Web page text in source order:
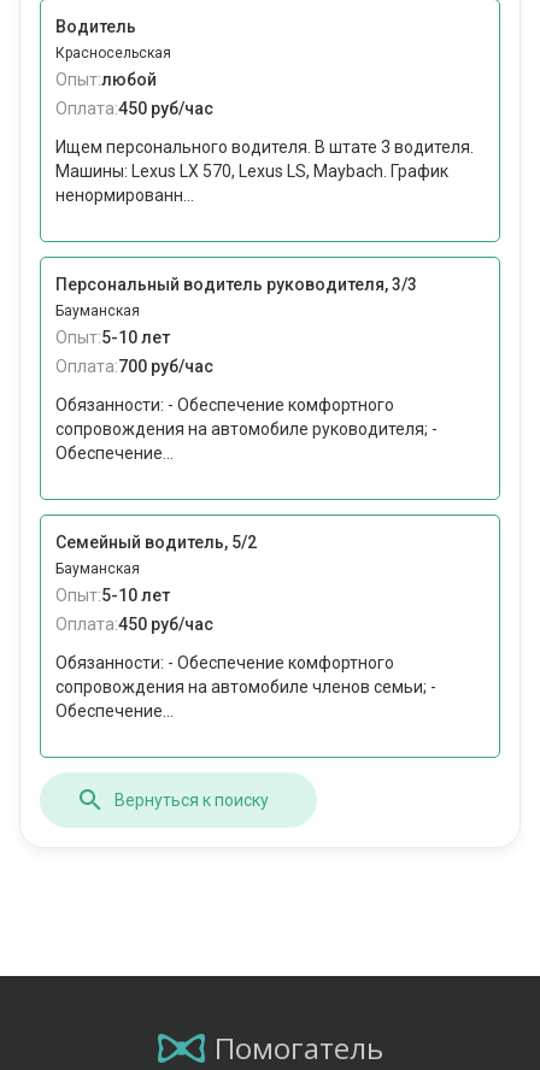
Водитель
Красносельская
Опыт:любой
Оплата:450 руб/час
Ищем персонального водителя. В штате 3 водителя.
Машины: Lexus LX 570, Lexus LS, Maybach. График
ненормированн...
Персональный водитель руководителя, 3/3
Бауманская
Опыт:5-10 лет
Оплата:700 руб/час
Обязанности: - Обеспечение комфортного
сопровождения на автомобиле руководителя; -
Обеспечение...
Семейный водитель, 5/2
Бауманская
Опыт:5-10 лет
Оплата:450 руб/час
Обязанности: - Обеспечение комфортного
сопровождения на автомобиле членов семьи; -
Обеспечение...
Вернуться к поиску
Помогатель